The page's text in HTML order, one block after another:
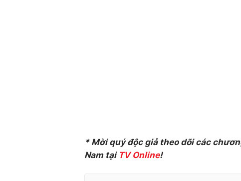
* Mời quý độc giả theo dõi các
Nam tạiTV Online!